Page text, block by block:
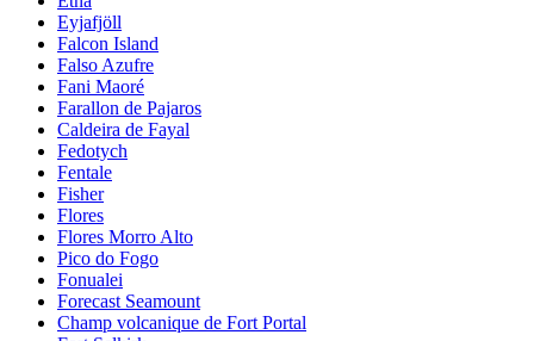
Eyjafjöll
Falcon Island
Falso Azufre
Fani Maoré
Farallon de Pajaros
Caldeira de Fayal
Fedotych
Fentale
Fisher
Flores
Flores Morro Alto
Pico do Fogo
Fonualei
Forecast Seamount
Champ volcanique de Fort Portal